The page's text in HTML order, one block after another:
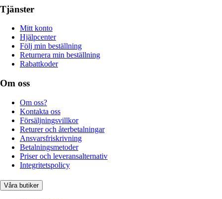
Tjänster
Mitt konto
Hjälpcenter
Följ min beställning
Returnera min beställning
Rabattkoder
Om oss
Om oss?
Kontakta oss
Försäljningsvillkor
Returer och återbetalningar
Ansvarsfriskrivning
Betalningsmetoder
Priser och leveransalternativ
Integritetspolicy
Våra butiker